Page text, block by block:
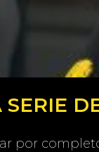
SERIE
por